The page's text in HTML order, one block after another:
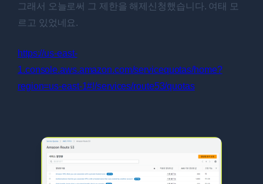
그래서 오늘로써 그 제한을 해제신청했습니다. 여태 모
르고 있었네요.
https://us-east-
1.console.aws.amazon.com/servicequotas/home?
region=us-east-1#!/services/route53/quotas